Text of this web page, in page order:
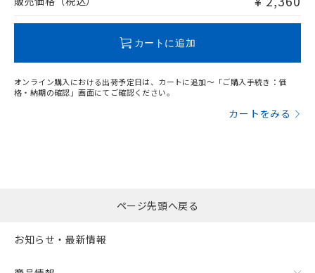
カートに追加
オンライン購入における出荷予定日は、カートに追加～「ご購入手続き：価
格・納期の確認」画面にてご確認ください。
カートをみる
ページ先頭へ戻る
お知らせ・最新情報